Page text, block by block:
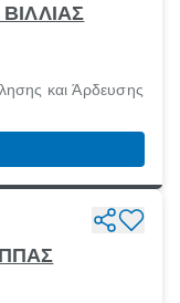
και Άρδευσης